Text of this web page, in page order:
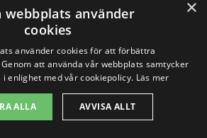
erbjuder. På
pris.se kan du enkelt
från flera specialister och
att du får rätt hjälp
pris.
×
webbplats använder
cookies
använder cookies för att förbättra
att använda vår webbplats samtycker
enlighet med vår cookiepolicy. Läs mer
ALLA AVVISA ALLT